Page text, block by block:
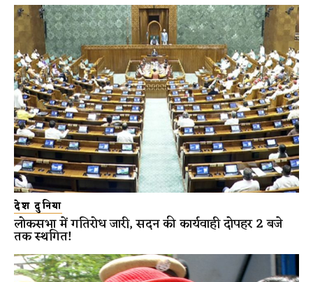
देश दुनिया
लोकसभा में गतिरोध जारी, सदन की कार्यवाही दोपहर 2 बजे
तक स्थगित!